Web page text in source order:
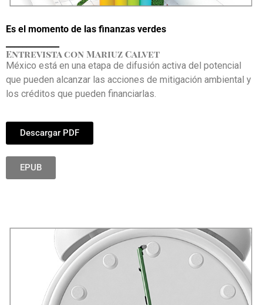
Es el momento de las finanzas verdes
Entrevista con Mariuz Calvet
México está en una etapa de difusión activa del potencial
que pueden alcanzar las acciones de mitigación ambiental y
los créditos que pueden financiarlas.
Descargar PDF
EPUB